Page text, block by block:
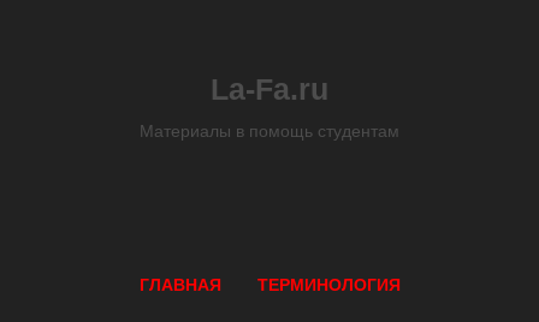
La-Fa.ru
Материалы в помощь студентам
ГЛАВНАЯ ТЕРМИНОЛОГИЯ